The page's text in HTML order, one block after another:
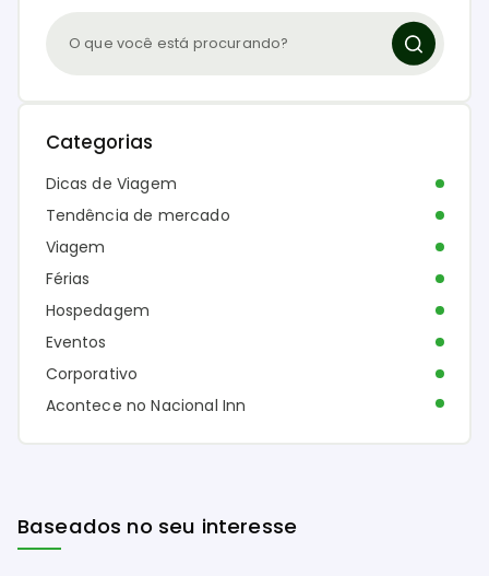
Categorias
Dicas de Viagem
Tendência de mercado
Viagem
Férias
Hospedagem
Eventos
Corporativo
Acontece no Nacional Inn
Baseados no seu interesse